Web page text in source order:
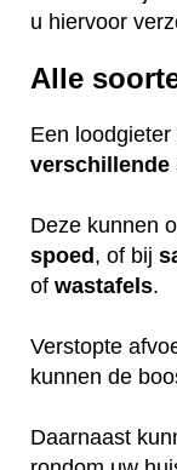
u hiervoor
Alle
Een
verschillende
Deze kunnen
spoed, of bij
of wastafels.
Verstopte
kunnen de
Daarnaast